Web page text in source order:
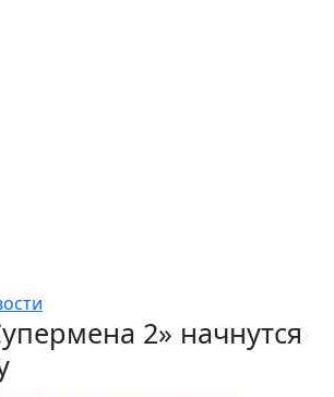
2» начнутся